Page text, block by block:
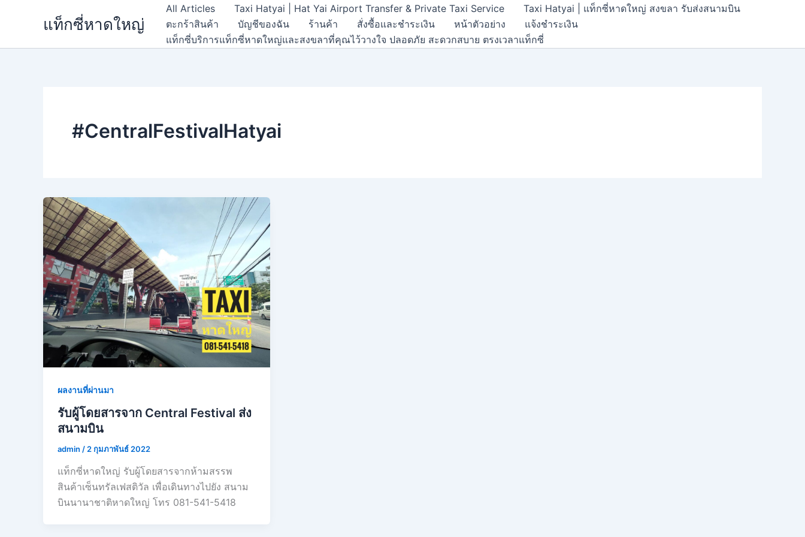
แท็กซี่หาดใหญ่
All Articles Taxi Hatyai | Hat Yai Airport Transfer & Private Taxi Service
Taxi Hatyai | แท็กซี่หาดใหญ่ สงขลา รับส่งสนามบิน
ตะกร้าสินค้า
บัญชีของฉัน ร้านค้า สั่งซื้อและชำระเงิน หน้าตัวอย่าง
แจ้งชำระเงิน
แท็กซี่บริการแท็กซี่หาดใหญ่และสงขลาที่คุณไว้วางใจ ปลอดภัย สะดวกสบาย ตรงเวลาแท็กซี่
#CentralFestivalHatyai
ผลงานที่ผ่านมา
รับผู้โดยสารจาก Central Festival ส่ง
สนามบิน
admin / 2 กุมภาพันธ์ 2022
แท็กซี่หาดใหญ่ รับผู้โดยสารจากห้ามสรรพ
สินค้าเซ็นทรัลเฟสติวัล เพื่อเดินทางไปยัง สนาม
บินนานาชาติหาดใหญ่ โทร 081-541-5418